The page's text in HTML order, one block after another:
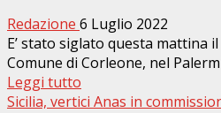
Redazione 6 Luglio 2022
E’ stato siglato questa mattina
Comune di Corleone, nel
Leggi tutto
Sicilia, vertici Anas in